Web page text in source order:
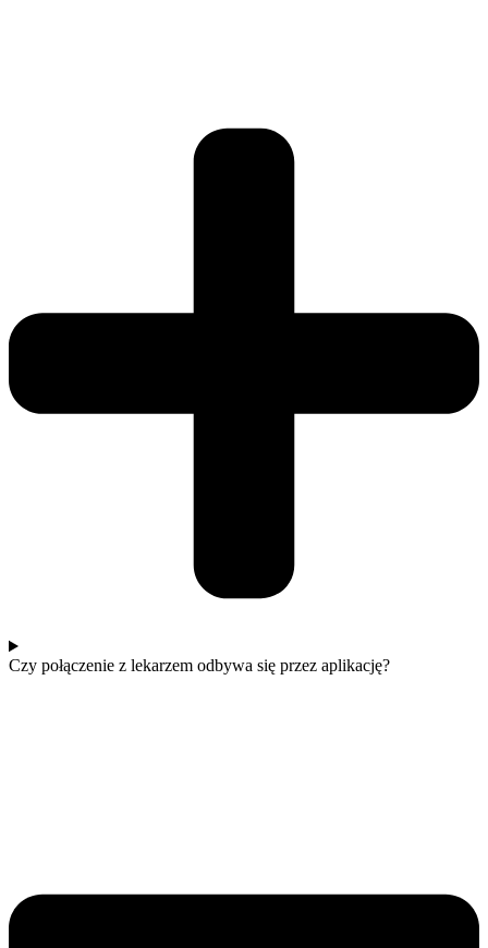
Czy połączenie z lekarzem odbywa się przez aplikację?